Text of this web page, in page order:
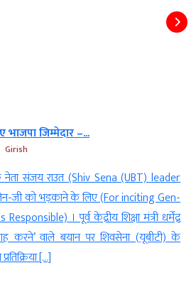
जिम्मेदार –...
Girish
संजय राउत (Shiv Sena (UBT) leader
जी को भड़काने के लिए (For inciting Gen-
। पूर्व केंद्रीय शिक्षा मंत्री धर्मेंद्र
करने’ वाले बयान पर शिवसेना (यूबीटी) के
[…]